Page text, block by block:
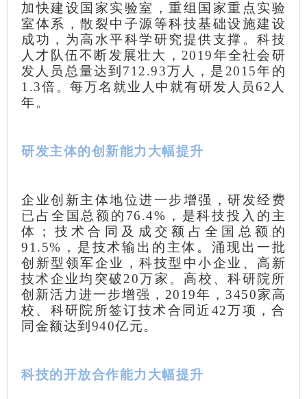
加快建设国家实验室，重组国家重点实验
室体系，散裂中子源等科技基础设施建设
成功，为高水平科学研究提供支撑。科技
人才队伍不断发展壮大，2019年全社会研
发人员总量达到712.93万人，是2015年的
1.3倍。每万名就业人中就有研发人员62人
年。
研发主体的创新能力大幅提升
企业创新主体地位进一步增强，研发经费
已占全国总额的76.4%，是科技投入的主
体；技术合同及成交额占全国总额的
91.5%，是技术输出的主体。涌现出一批
创新型领军企业，科技型中小企业、高新
技术企业均突破20万家。高校、科研院所
创新活力进一步增强，2019年，3450家高
校、科研院所签订技术合同近42万项，合
同金额达到940亿元。
科技的开放合作能力大幅提升